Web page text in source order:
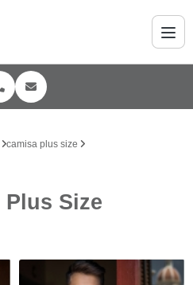
camisa plus size
Plus Size